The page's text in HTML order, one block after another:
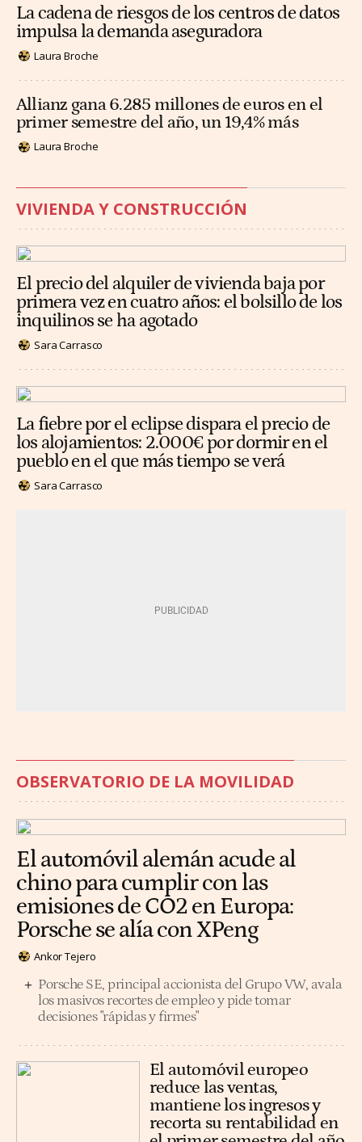
La cadena de riesgos de los centros de datos
impulsa la demanda aseguradora
Laura Broche
Allianz gana 6.285 millones de euros en el
primer semestre del año, un 19,4% más
Laura Broche
VIVIENDA Y CONSTRUCCIÓN
El precio del alquiler de vivienda baja por
primera vez en cuatro años: el bolsillo de los
inquilinos se ha agotado
Sara Carrasco
La fiebre por el eclipse dispara el precio de
los alojamientos: 2.000€ por dormir en el
pueblo en el que más tiempo se verá
Sara Carrasco
OBSERVATORIO DE LA MOVILIDAD
El automóvil alemán acude al
chino para cumplir con las
emisiones de CO2 en Europa:
Porsche se alía con XPeng
Ankor Tejero
Porsche SE, principal accionista del Grupo VW, avala
los masivos recortes de empleo y pide tomar
decisiones "rápidas y firmes"
El automóvil europeo
reduce las ventas,
mantiene los ingresos y
recorta su rentabilidad en